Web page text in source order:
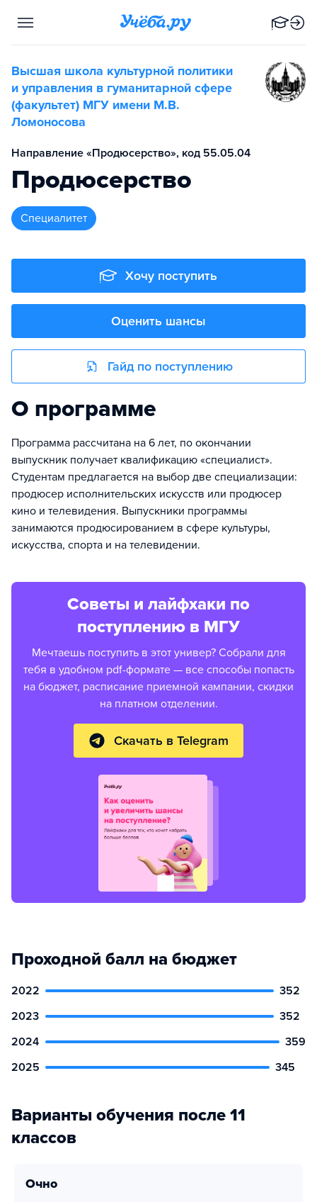
Высшая школа культурной политики
и управления в гуманитарной сфере
(факультет) МГУ имени М.В.
Ломоносова
Направление «Продюсерство», код 55.05.04
Продюсерство
специалитет
Хочу поступить
Оценить шансы
Гайд по поступлению
О программе
Программа рассчитана на 6 лет, по окончании
выпускник получает квалификацию «специалист».
Студентам предлагается на выбор две специализации:
продюсер исполнительских искусств или продюсер
кино и телевидения. Выпускники программы
занимаются продюсированием в сфере культуры,
искусства, спорта и на телевидении.
Советы и лайфхаки по
поступлению в МГУ
Мечтаешь поступить в этот универ? Собрали для
тебя в удобном pdf-формате — все способы попасть
на бюджет, расписание приемной кампании, скидки
на платном отделении.
Скачать в Telegram
Проходной балл на бюджет
2022
352
2023
352
2024
359
2025
345
Варианты обучения после 11
классов
очно